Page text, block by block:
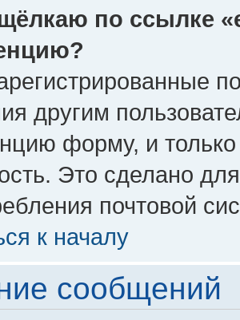
по ссылке
другим
форму, и
Это сделано
почтовой
к началу
сообщений